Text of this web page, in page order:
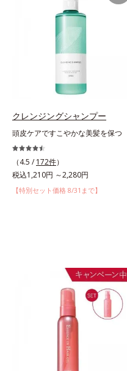
クレンジングシャンプー
頭皮ケアですこやかな美髪を保つ
（4.5 / 172件）
税込1,210円 ～2,280円
【特別セット価格 8/31まで】